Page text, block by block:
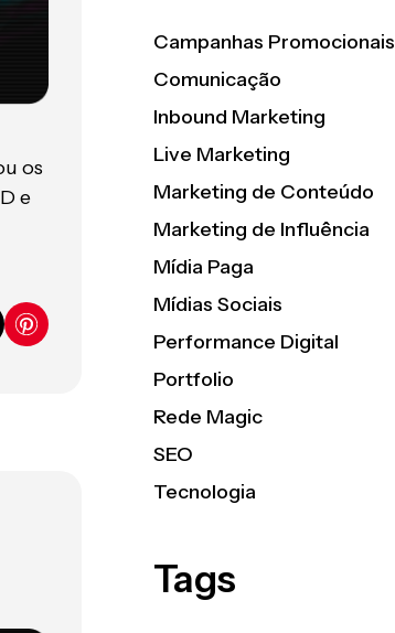
os
e
Campanhas Promocionais
Comunicação
Inbound Marketing
Live Marketing
Marketing de Conteúdo
Marketing de Influência
Mídia Paga
Mídias Sociais
Performance Digital
Portfolio
Rede Magic
SEO
Tecnologia
Tags